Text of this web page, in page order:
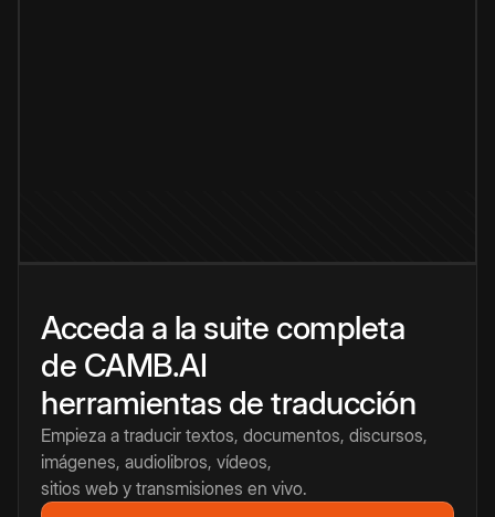
Acceda a la suite completa
de CAMB.AI
herramientas de traducción
Empieza a traducir textos, documentos, discursos,
imágenes, audiolibros, vídeos,
sitios web y transmisiones en vivo.